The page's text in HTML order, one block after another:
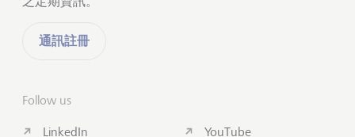
通訊註冊
Follow us
LinkedIn YouTube